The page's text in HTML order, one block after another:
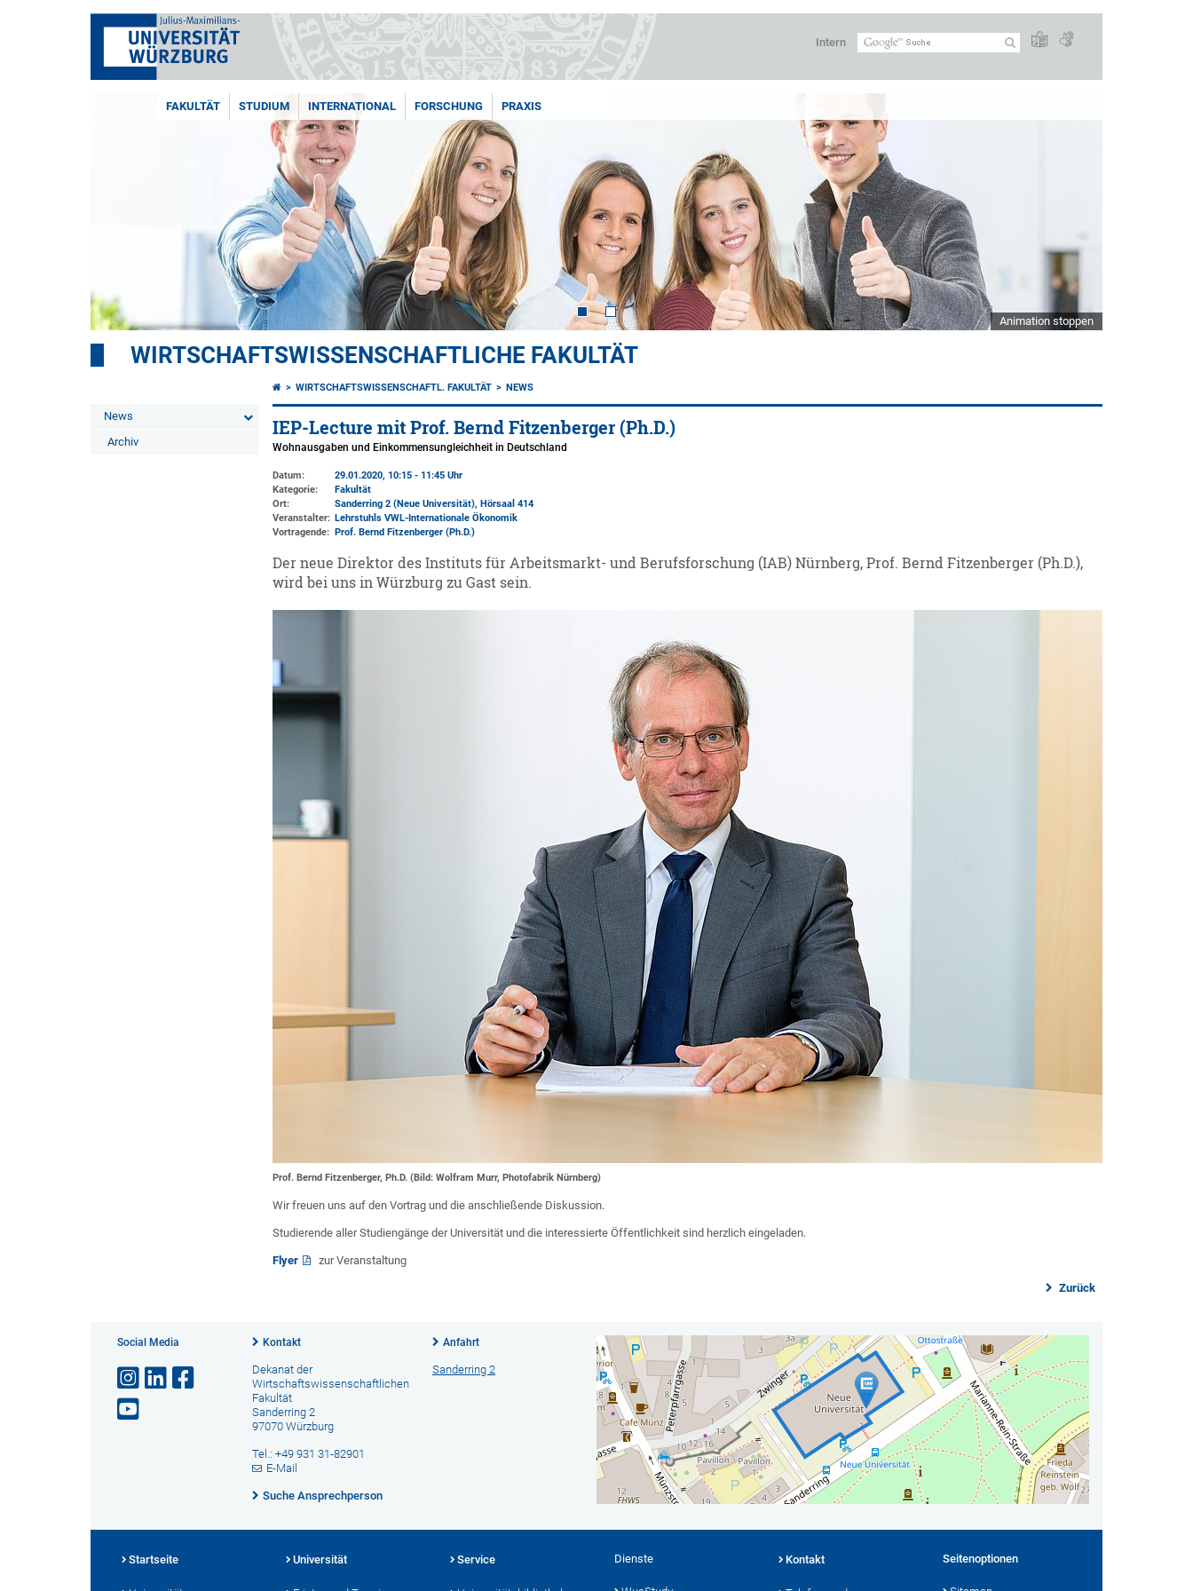
Intern
FAKULTÄT STUDIUM INTERNATIONAL FORSCHUNG PRAXIS
Animation stoppen
WIRTSCHAFTSWISSENSCHAFTLICHE FAKULTÄT
News
Archiv
WIRTSCHAFTSWISSENSCHAFTL. FAKULTÄT NEWS
IEP-Lecture mit Prof. Bernd Fitzenberger (Ph.D.)
Wohnausgaben und Einkommensungleichheit in Deutschland
Datum:
29.01.2020, 10:15 - 11:45 Uhr
Kategorie:
Fakultät
Ort:
Sanderring 2 (Neue Universität), Hörsaal 414
Veranstalter: Lehrstuhls VWL-Internationale Ökonomik
Vortragende: Prof. Bernd Fitzenberger (Ph.D.)
Der neue Direktor des Instituts für Arbeitsmarkt- und Berufsforschung (IAB) Nürnberg, Prof. Bernd Fitzenberger (Ph.D.),
wird bei uns in Würzburg zu Gast sein.
Prof. Bernd Fitzenberger, Ph.D. (Bild: Wolfram Murr, Photofabrik Nürnberg)
Wir freuen uns auf den Vortrag und die anschließende Diskussion.
Studierende aller Studiengänge der Universität und die interessierte Öffentlichkeit sind herzlich eingeladen.
Flyer zur Veranstaltung
Zurück
Social Media Kontakt
Dekanat der
Wirtschaftswissenschaftlichen
Fakultät
Sanderring 2
97070 Würzburg
Tel.: +49 931 31-82901
E-Mail
Suche Ansprechperson
Anfahrt
Sanderring 2
Startseite Universität Service Dienste Kontakt Seitenoptionen